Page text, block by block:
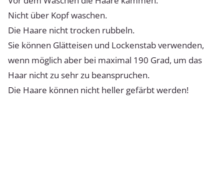
Nicht über Kopf waschen.
Die Haare nicht trocken rubbeln.
Sie können Glätteisen und Lockenstab verwenden,
wenn möglich aber bei maximal 190 Grad, um das
Haar nicht zu sehr zu beanspruchen.
Die Haare können nicht heller gefärbt werden!